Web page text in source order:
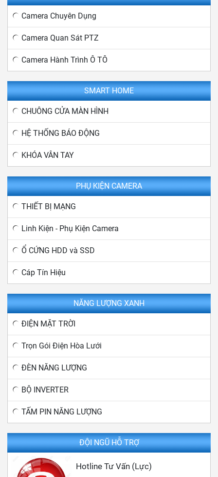
Camera Chuyên Dụng
Camera Quan Sát PTZ
Camera Hành Trình Ô TÔ
SMART HOME
CHUÔNG CỬA MÀN HÌNH
HỆ THỐNG BÁO ĐỘNG
KHÓA VÂN TAY
PHỤ KIỆN CAMERA
THIẾT BỊ MẠNG
Linh Kiện - Phụ Kiện Camera
Ổ CỨNG HDD và SSD
Cáp Tín Hiệu
NĂNG LƯỢNG XANH
ĐIỆN MẶT TRỜI
Trọn Gói Điện Hòa Lưới
ĐÈN NĂNG LƯỢNG
BỘ INVERTER
TẤM PIN NĂNG LƯỢNG
ĐỘI NGŨ HỖ TRỢ
Hotline Tư Vấn (Lực)